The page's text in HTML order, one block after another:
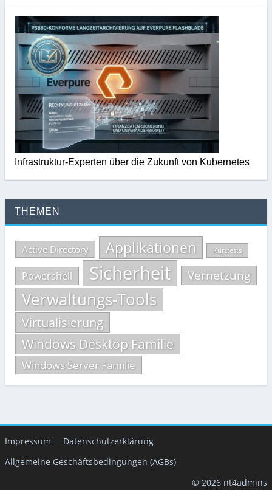
Infrastruktur-Experten über die Zukunft von Kubernetes
THEMEN
Active Directory Applikationen Kurztests
Powershell Sicherheit Vernetzung
Verwaltungs-Tools
Virtualisierung
Windows Desktop Familie
Windows Server Familie
Impressum
Datenschutzerklärung
Allgemeine Geschäftsbedingungen (AGBs)
© 2026 nt4admins